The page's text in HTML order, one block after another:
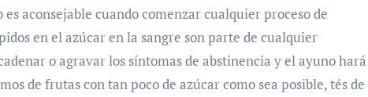
aconsejable cuando comenzar cualquier proceso de
en el azúcar en la sangre son parte de cualquier
o agravar los síntomas de abstinencia y el ayuno hará
de frutas con tan poco de azúcar como sea posible, tés de